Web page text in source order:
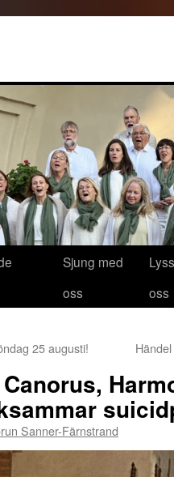
Sjung med
oss
oss
25 augusti!
Sanner-Färnstrand